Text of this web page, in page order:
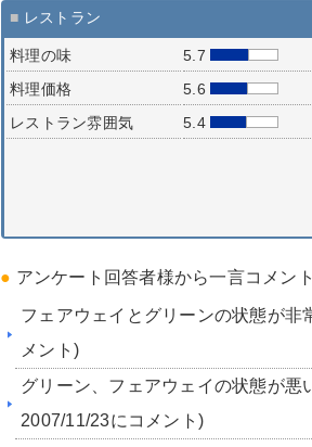
■ レストラン
料理の味
5.7
料理価格
5.6
レストラン雰囲気
5.4
● アンケート回答者様から一言コメント
フェアウェイとグリーンの状態が
メント)
グリーン、フェアウェイの状態が悪
2007/11/23にコメント)